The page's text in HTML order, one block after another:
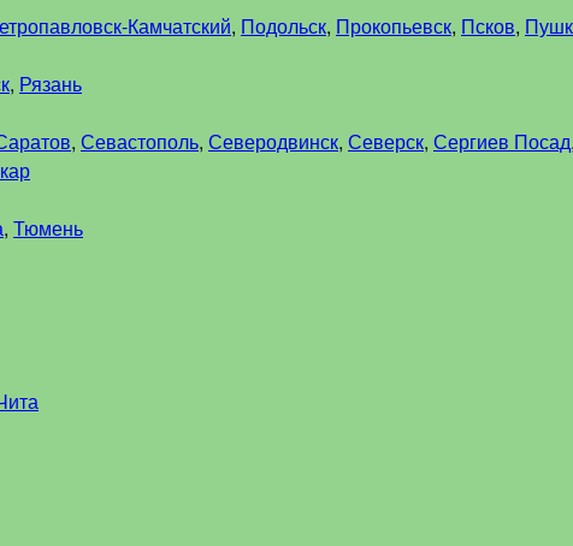
Камчатский, Подольск, Прокопьевск, Псков,
, Рязань
, Севастополь, Северодвинск, Северск, Сергиев Посад,
, Тюмень